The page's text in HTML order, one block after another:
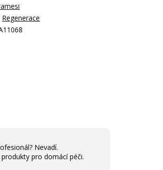
Regenerace
Nevadí.
pro domácí péči.